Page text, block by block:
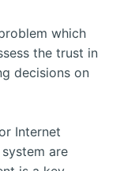
which
the trust in
decisions on
Internet
are